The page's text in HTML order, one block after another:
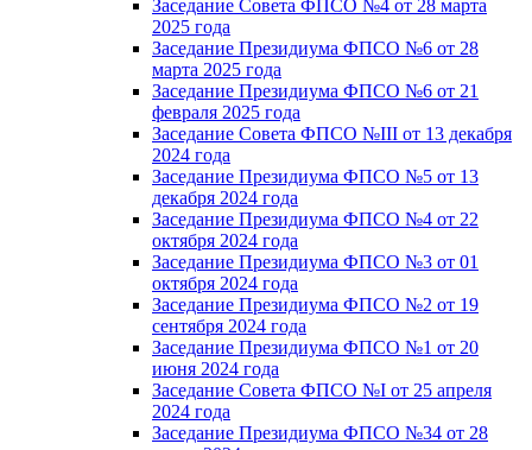
Заседание Совета ФПСО №4 от 28 марта
2025 года
Заседание Президиума ФПСО №6 от 28
марта 2025 года
Заседание Президиума ФПСО №6 от 21
февраля 2025 года
Заседание Совета ФПСО №III от 13 декабря
2024 года
Заседание Президиума ФПСО №5 от 13
декабря 2024 года
Заседание Президиума ФПСО №4 от 22
октября 2024 года
Заседание Президиума ФПСО №3 от 01
октября 2024 года
Заседание Президиума ФПСО №2 от 19
сентября 2024 года
Заседание Президиума ФПСО №1 от 20
июня 2024 года
Заседание Совета ФПСО №I от 25 апреля
2024 года
Заседание Президиума ФПСО №34 от 28